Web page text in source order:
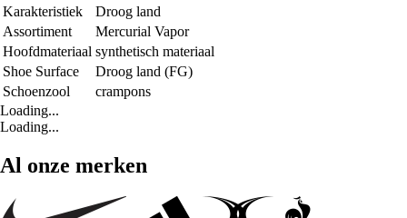
Karakteristiek
Droog land
Assortiment
Mercurial Vapor
Hoofdmateriaal synthetisch materiaal
Shoe Surface
Droog land (FG)
Schoenzool
crampons
Loading...
Loading...
Al onze merken